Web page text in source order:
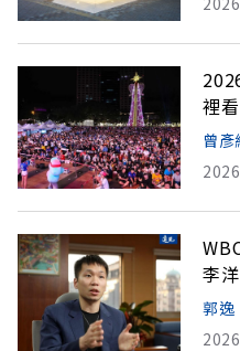
裡
縣
曾彥
李
轉型
郭逸